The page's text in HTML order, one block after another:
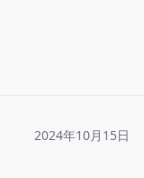
2024年10月15日